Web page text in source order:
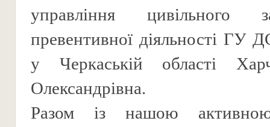
управління цивільного
превентивної діяльності ГУ
у Черкаській області
Олександрівна.
Разом із нашою